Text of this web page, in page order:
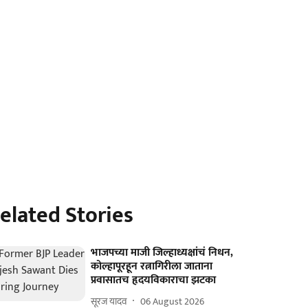
Stories
भाजपच्या माजी जिल्हाध्यक्षांचं निधन,
कोल्हापूरहून रत्नागिरीला जाताना
प्रवासातच हृदयविकाराचा झटका
सूरज यादव 06 August 2026